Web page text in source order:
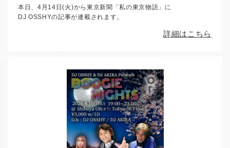
本日、4 月14 日(火)から東京新聞「私の東京物語」に
DJ OSSHYの記事が連載されます。
詳細はこちら